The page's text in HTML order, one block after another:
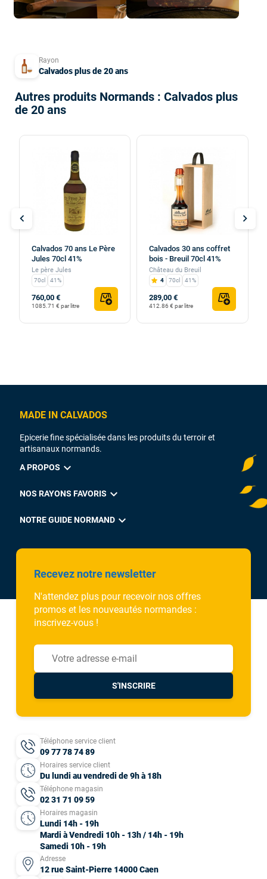
Rayon
Calvados plus de 20 ans
Autres produits Normands : Calvados plus
de 20 ans
Calvados 70 ans Le Père
Jules 70cl 41%
Le père Jules
70cl 41%
760,00 €
1085.71 € par litre
Calvados 30 ans coffret
bois - Breuil 70cl 41%
Château du Breuil
4 70cl 41%
289,00 €
412.86 € par litre
chevron_left chevron_right
MADE IN CALVADOS
Epicerie fine spécialisée dans les produits du terroir et
artisanaux normands.
A PROPOS expand_more
NOS RAYONS FAVORIS expand_more
NOTRE GUIDE NORMAND expand_more
Recevez notre newsletter
N'attendez plus pour recevoir nos offres
promos et les nouveautés normandes :
inscrivez-vous !
S'INSCRIRE
Téléphone service client
09 77 78 74 89
Horaires service client
Du lundi au vendredi de 9h à 18h
Téléphone magasin
02 31 71 09 59
Horaires magasin
Lundi 14h - 19h
Mardi à Vendredi 10h - 13h / 14h - 19h
Samedi 10h - 19h
Adresse
12 rue Saint-Pierre 14000 Caen